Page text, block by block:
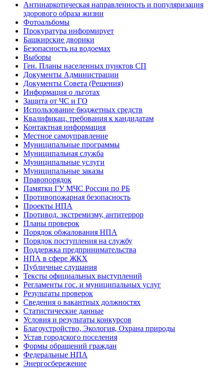
Антинаркотическая направленность и популяризация
здорового образа жизни
Фотоальбомы
Прокуратура информирует
Башкирские дворики
Безопасность на водоемах
Выборы
Ген. Планы населенных пунктов СП
Документы Администрации
Документы Совета (Решения)
Информация о льготах
Защита от ЧС и ГО
Использование бюджетных средств
Квалификац. требования к кандидатам
Контактная информация
Местное самоуправление
Муниципальные программы
Муниципальная служба
Муниципальные услуги
Муниципальные заказы
Правопорядок
Памятки ГУ МЧС России по РБ
Противопожарная безопасность
Проекты НПА
Противод. экстремизму, антитеррор
Планы проверок
Порядок обжалования НПА
Порядок поступления на службу
Поддержка предпринимательства
НПА в сфере ЖКХ
Публичные слушания
Тексты официальных выступлений
Регламенты гос. и муниципальных услуг
Результаты проверок
Сведения о вакантных должностях
Статистические данные
Условия и результаты конкурсов
Благоустройство, Экология, Охрана природы
Устав городского поселения
Формы обращений граждан
Федеральные НПА
Энергосбережение